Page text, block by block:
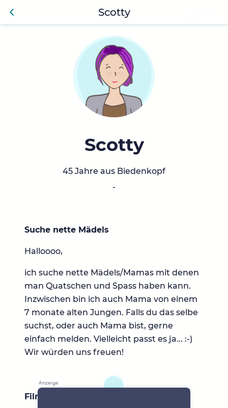
Zurü
Scotty
Scotty
45 Jahre aus Biedenkopf
-
Suche nette Mädels
Halloooo,
ich suche nette Mädels/Mamas mit denen
man Quatschen und Spass haben kann.
Inzwischen bin ich auch Mama von einem
7 monate alten Jungen. Falls du das selbe
suchst, oder auch Mama bist, gerne
einfach melden. Vielleicht passt es ja... :-)
Wir würden uns freuen!
Filme & Serien